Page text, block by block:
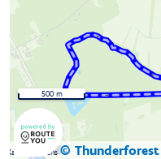
Kaartgegevens© Thunderforest
500 m